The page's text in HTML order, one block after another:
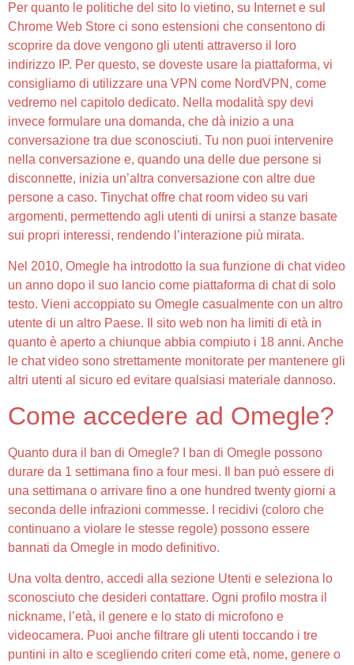
Per quanto le politiche del sito lo vietino, su Internet e sul
Chrome Web Store ci sono estensioni che consentono di
scoprire da dove vengono gli utenti attraverso il loro
indirizzo IP. Per questo, se doveste usare la piattaforma, vi
consigliamo di utilizzare una VPN come NordVPN, come
vedremo nel capitolo dedicato. Nella modalità spy devi
invece formulare una domanda, che dà inizio a una
conversazione tra due sconosciuti. Tu non puoi intervenire
nella conversazione e, quando una delle due persone si
disconnette, inizia un’altra conversazione con altre due
persone a caso. Tinychat offre chat room video su vari
argomenti, permettendo agli utenti di unirsi a stanze basate
sui propri interessi, rendendo l’interazione più mirata.
Nel 2010, Omegle ha introdotto la sua funzione di chat video
un anno dopo il suo lancio come piattaforma di chat di solo
testo. Vieni accoppiato su Omegle casualmente con un altro
utente di un altro Paese. Il sito web non ha limiti di età in
quanto è aperto a chiunque abbia compiuto i 18 anni. Anche
le chat video sono strettamente monitorate per mantenere gli
altri utenti al sicuro ed evitare qualsiasi materiale dannoso.
Come accedere ad Omegle?
Quanto dura il ban di Omegle? I ban di Omegle possono
durare da 1 settimana fino a four mesi. Il ban può essere di
una settimana o arrivare fino a one hundred twenty giorni a
seconda delle infrazioni commesse. I recidivi (coloro che
continuano a violare le stesse regole) possono essere
bannati da Omegle in modo definitivo.
Una volta dentro, accedi alla sezione Utenti e seleziona lo
sconosciuto che desideri contattare. Ogni profilo mostra il
nickname, l’età, il genere e lo stato di microfono e
videocamera. Puoi anche filtrare gli utenti toccando i tre
puntini in alto e scegliendo criteri come età, nome, genere o